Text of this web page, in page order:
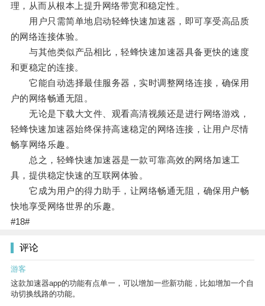
理，从而从根本上提升网络带宽和稳定性。
用户只需简单地启动轻蜂快速加速器，即可享受高品质
的网络连接体验。
与其他类似产品相比，轻蜂快速加速器具备更快的速度
和更稳定的连接。
它能自动选择最佳服务器，实时调整网络连接，确保用
户的网络畅通无阻。
无论是下载大文件、观看高清视频还是进行网络游戏，
轻蜂快速加速器始终保持高速稳定的网络连接，让用户尽情
畅享网络乐趣。
总之，轻蜂快速加速器是一款可靠高效的网络加速工
具，提供稳定快速的互联网体验。
它成为用户的得力助手，让网络畅通无阻，确保用户畅
快地享受网络世界的乐趣。
#18#
评论
游客
这款加速器app的功能有点单一，可以增加一些新功能，比如增加一个自
动切换线路的功能。